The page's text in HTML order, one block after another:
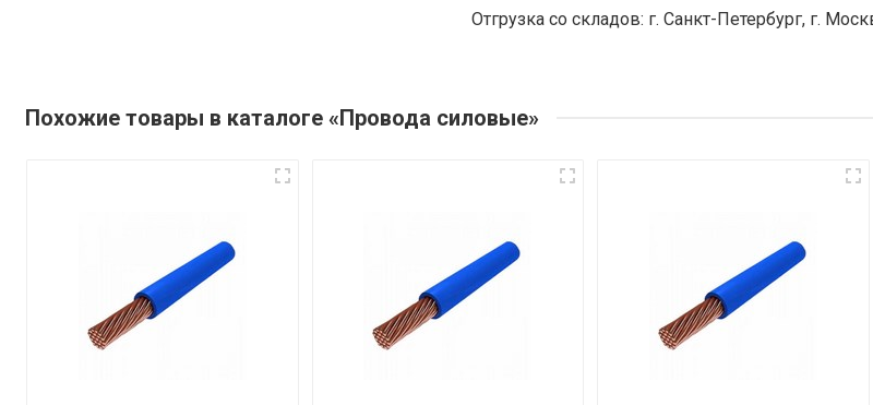
Отгрузка со складов: г. Санкт-Петербург, г.
Похожие товары в каталоге «Провода силовые»